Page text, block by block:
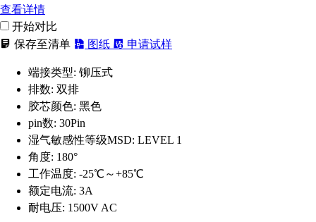
查看详情
开始对比
保存至清单
图纸 申请试样
端接类型: 铆压式
排数: 双排
胶芯颜色: 黑色
pin数: 30Pin
湿气敏感性等级MSD: LEVEL 1
角度: 180°
工作温度: -25℃～+85℃
额定电流: 3A
耐电压: 1500V AC